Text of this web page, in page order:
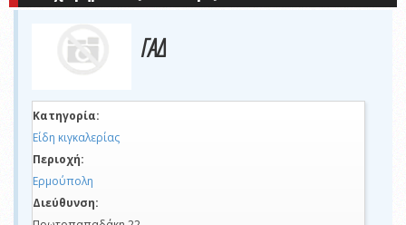
ΓΑΔ
Κατηγορία:
Είδη κιγκαλερίας
Περιοχή:
Ερμούπολη
Διεύθυνση: